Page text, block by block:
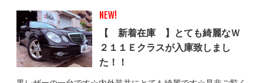
NEW!
【 新着在庫 】とても綺麗なＷ
２１１Ｅクラスが入庫致しまし
た！！